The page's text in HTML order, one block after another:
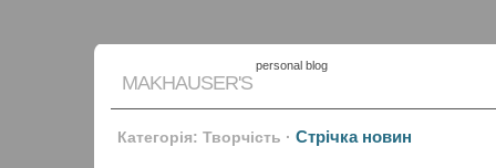
MAKHAUSER'S
personal blog
Категорія: Творчість · Стрічка новин